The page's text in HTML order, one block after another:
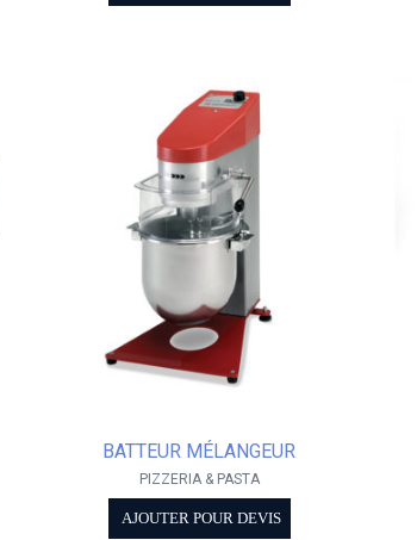
BATTEUR MÉLANGEUR
PIZZERIA & PASTA
AJOUTER POUR DEVIS